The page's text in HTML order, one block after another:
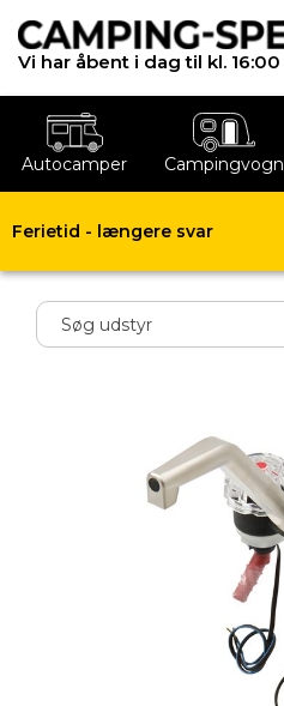
Vi har åbent i dag til kl. 16:00
Autocamper Campingvogn
Ferietid - længere svar